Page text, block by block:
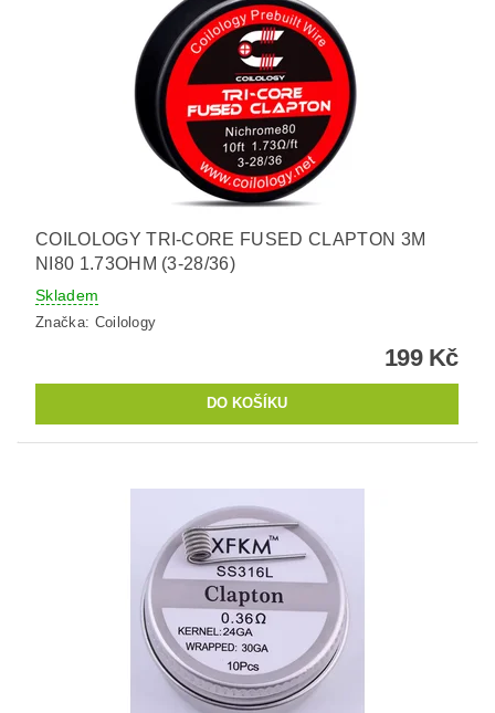
COILOLOGY TRI-CORE FUSED CLAPTON 3M
NI80 1.73OHM (3-28/36)
Skladem
Značka: Coilology
199 Kč